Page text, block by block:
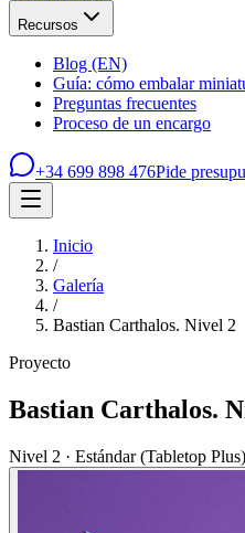
Recursos
Blog (EN)
Guía: cómo embalar
Preguntas frecuentes
Proceso de un encargo
+34 699 898 476Pide
Inicio
/
Galería
/
Bastian Carthalos. Nivel 2
Proyecto
Bastian Carthalos.
Nivel 2 · Estándar (Tabletop Plus)